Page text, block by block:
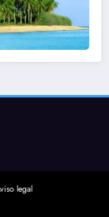
legal